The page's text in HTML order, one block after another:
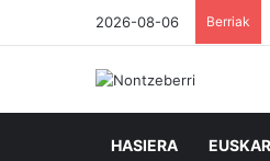
2026-08-06 Berriak
HASIERA